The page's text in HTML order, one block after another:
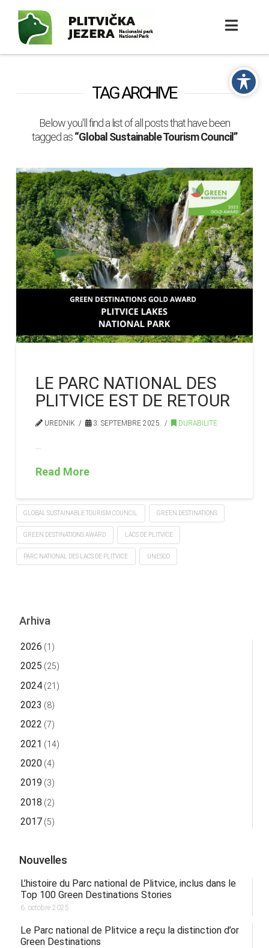
TAG ARCHIVE
Below you'll find a list of all posts that have been
tagged as“Global Sustainable Tourism Council”
LE PARC NATIONAL DES
PLITVICE EST DE RETOUR
UREDNIK 3. SEPTEMBRE 2025. DURABILITE
Read More
GLOBAL SUSTAINABLE TOURISM COUNCIL GREEN DESTINATIONS
GREEN DESTINATIONS AWARD LACS DE PLITVICE
PARC NATIONAL DES LACS DE PLITVICE UNESCO
Arhiva
2026 (1)
2025 (25)
2024(21)
2023 (8)
2022 (7)
2021 (14)
2020(4)
2019 (3)
2018 (2)
2017(5)
Nouvelles
L’histoire du Parc national de Plitvice, inclus dans le
Top 100 Green Destinations Stories
6. octobre 2025.
Le Parc national de Plitvice a reçu la distinction d’or
Green Destinations